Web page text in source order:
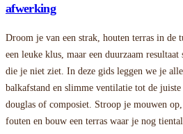
afwerking
Droom je van een strak, houten terras in de
een leuke klus, maar een duurzaam
die je niet ziet. In deze gids leggen we je
balkafstand en slimme ventilatie tot de juiste
douglas of composiet. Stroop je mouwen
fouten en bouw een terras waar je nog